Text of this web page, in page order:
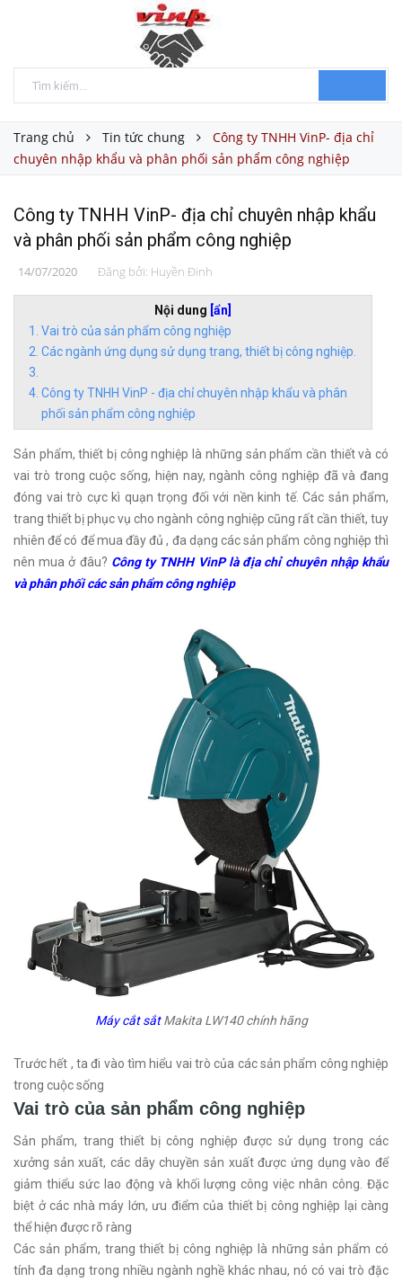
Trang chủ Tin tức chung
Công ty TNHH VinP- địa chỉ
chuyên nhập khẩu và phân phối sản phẩm công nghiệp
Công ty TNHH VinP- địa chỉ chuyên nhập khẩu
và phân phối sản phẩm công nghiệp
14/07/2020 Đăng bởi: Huyền Đinh
Nội dung [ẩn]
Vai trò của sản phẩm công nghiệp
Các ngành ứng dụng sử dụng trang, thiết bị công nghiệp.
Công ty TNHH VinP - địa chỉ chuyên nhập khẩu và phân
phối sản phẩm công nghiệp
Sản phẩm, thiết bị công nghiệp là những sản phẩm cần thiết và có
vai trò trong cuộc sống, hiện nay, ngành công nghiệp đã và đang
đóng vai trò cực kì quạn trọng đối với nền kinh tế. Các sản phẩm,
trang thiết bị phục vụ cho ngành công nghiệp cũng rất cần thiết, tuy
nhiên để có để mua đầy đủ , đa dạng các sản phẩm công nghiệp thì
nên mua ở đâu? Công ty TNHH VinP là địa chỉ chuyên nhập khẩu
và phân phối các sản phẩm công nghiệp
Máy cắt sắtMakita LW140 chính hãng
Trước hết , ta đi vào tìm hiểu vai trò của các sản phẩm công nghiệp
trong cuộc sống
Vai trò của sản phẩm công nghiệp
Sản phẩm, trang thiết bị công nghiệp được sử dụng trong các
xưởng sản xuất, các dây chuyền sản xuất được ứng dụng vào để
giảm thiểu sức lao động và khối lượng công việc nhân công. Đặc
biệt ở các nhà máy lớn, ưu điểm của thiết bị công nghiệp lại càng
thể hiện được rõ ràng
Các sản phẩm, trang thiết bị công nghiệp là những sản phẩm có
tính đa dạng trong nhiều ngành nghề khác nhau, nó có vai trò đặc